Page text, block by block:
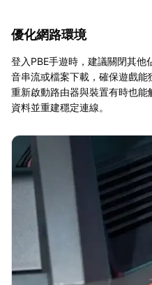
優化網路環境
登入PBE手遊時，建議關閉其
音串流或檔案下載，確保遊戲
重新啟動路由器與裝置有時也
資料並重建穩定連線。